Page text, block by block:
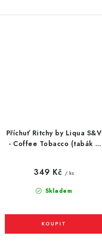
Příchuť Ritchy by Liqua S&V
- Coffee Tobacco (tabák s
Skladem
349 Kč / ks